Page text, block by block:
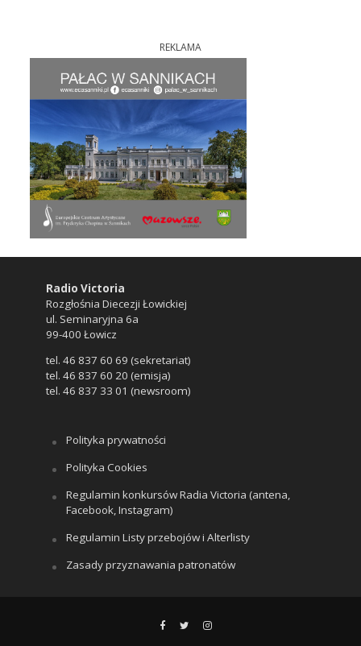
REKLAMA
Radio Victoria
Rozgłośnia Diecezji Łowickiej
ul. Seminaryjna 6a
99-400 Łowicz
tel. 46 837 60 69 (sekretariat)
tel. 46 837 60 20 (emisja)
tel. 46 837 33 01 (newsroom)
Polityka prywatności
Polityka Cookies
Regulamin konkursów Radia Victoria (antena,
Facebook, Instagram)
Regulamin Listy przebojów i Alterlisty
Zasady przyznawania patronatów